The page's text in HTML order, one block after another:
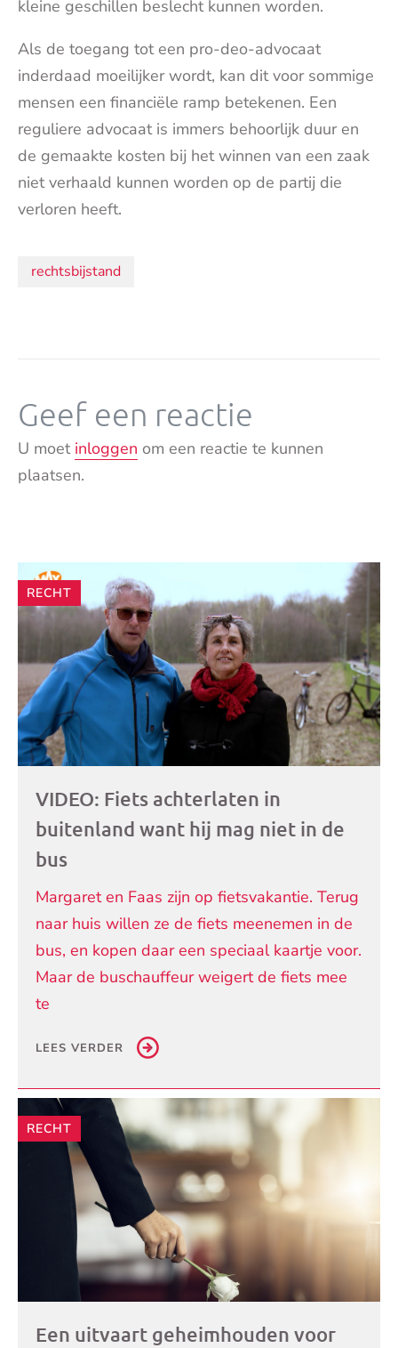
kleine geschillen beslecht kunnen worden.
Als de toegang tot een pro-deo-advocaat
inderdaad moeilijker wordt, kan dit voor sommige
mensen een financiële ramp betekenen. Een
reguliere advocaat is immers behoorlijk duur en
de gemaakte kosten bij het winnen van een zaak
niet verhaald kunnen worden op de partij die
verloren heeft.
Onderwerpen:
rechtsbijstand
Geef een reactie
U moet inloggen om een reactie te kunnen
plaatsen.
Andere
artikelen
RECHT
VIDEO: Fiets achterlaten in
buitenland want hij mag niet in de
bus
Margaret en Faas zijn op fietsvakantie. Terug
naar huis willen ze de fiets meenemen in de
bus, en kopen daar een speciaal kaartje voor.
Maar de buschauffeur weigert de fiets mee
te
LEES VERDER
RECHT
Een uitvaart geheimhouden voor